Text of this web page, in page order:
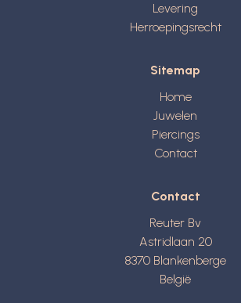
Levering
Herroepingsrecht
Sitemap
Home
Juwelen
Piercings
Contact
Contact
Reuter Bv
Astridlaan 20
8370 Blankenberge
België